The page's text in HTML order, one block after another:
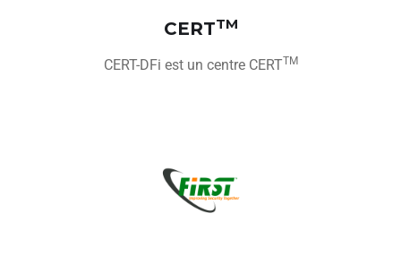
CERTTM
CERT-DFi est un centre CERTTM